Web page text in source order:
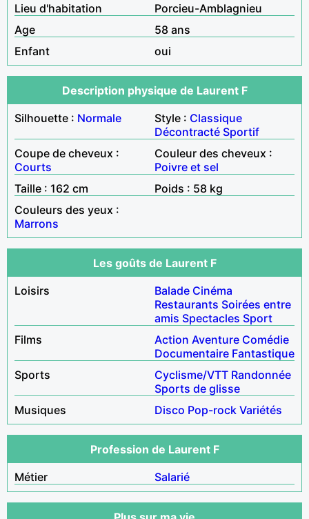
Lieu d'habitation
Porcieu-Amblagnieu
Age
58 ans
Enfant
oui
Description physique de Laurent F
Silhouette : Normale Style : Classique
Décontracté Sportif
Coupe de cheveux :
Courts
Couleur des cheveux :
Poivre et sel
Taille : 162 cm
Poids : 58 kg
Couleurs des yeux :
Marrons
Les goûts de Laurent F
Loisirs
Balade Cinéma
Restaurants Soirées entre
amis Spectacles Sport
Films
Action Aventure Comédie
Documentaire Fantastique
Sports
Cyclisme/VTT Randonnée
Sports de glisse
Musiques
Disco Pop-rock Variétés
Profession de Laurent F
Métier
Salarié